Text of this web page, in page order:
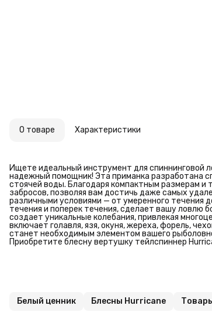
О товаре Характеристики
Ищете идеальный инструмент для спиннинговой
надежный помощник! Эта приманка разработана
стоячей воды. Благодаря компактным размерам и
забросов, позволяя вам достичь даже самых
различными условиями — от умеренного течения
течения и поперек течения, сделает вашу ловлю
создает уникальные колебания, привлекая
включает голавля, язя, окуня, жереха, форель,
станет необходимым элементом вашего
Приобретите блесну вертушку тейлспиннер
Белый ценник Блесны Hurricane